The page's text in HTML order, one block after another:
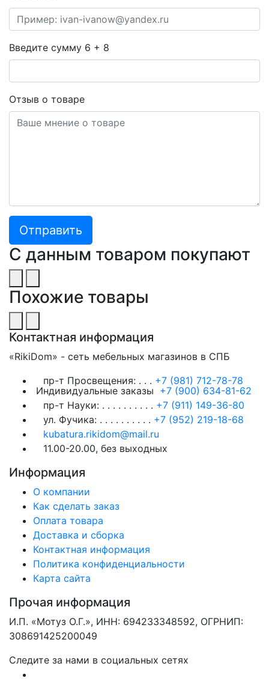
Введите сумму 6 + 8
Отзыв о товаре
С данным товаром покупают
Похожие товары
Контактная информация
«RikiDom» - сеть мебельных магазинов в СПБ
пр-т Просвещения: . . . +7 (981) 712-78-78
Индивидуальные заказы +7 (900) 634-81-62
пр-т Науки: . . . . . . . . . . +7 (911) 149-36-80
ул. Фучика: . . . . . . . . . . +7 (952) 219-18-68
kubatura.rikidom@mail.ru
11.00-20.00, без выходных
Информация
О компании
Как сделать заказ
Оплата товара
Доставка и сборка
Контактная информация
Политика конфиденциальности
Карта сайта
Прочая информация
И.П. «Мотуз О.Г.», ИНН: 694233348592, ОГРНИП:
308691425200049
Следите за нами в социальных сетях